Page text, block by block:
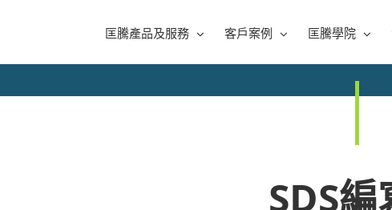
匡騰產品及服務 客戶案例 匡騰學院
SDS編